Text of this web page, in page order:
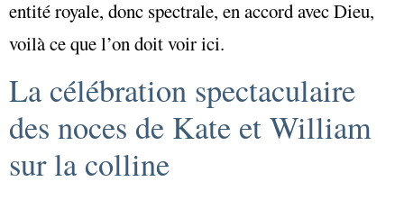
entité royale, donc spectrale, en accord avec Dieu,
voilà ce que l’on doit voir ici.
La célébration spectaculaire
des noces de Kate et William
sur la colline